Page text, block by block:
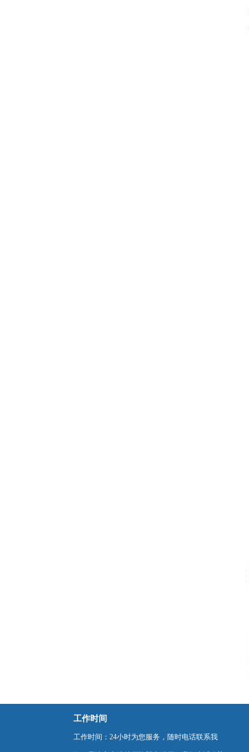
工作时间
工作时间：24小时为您服务，随时电话联系我